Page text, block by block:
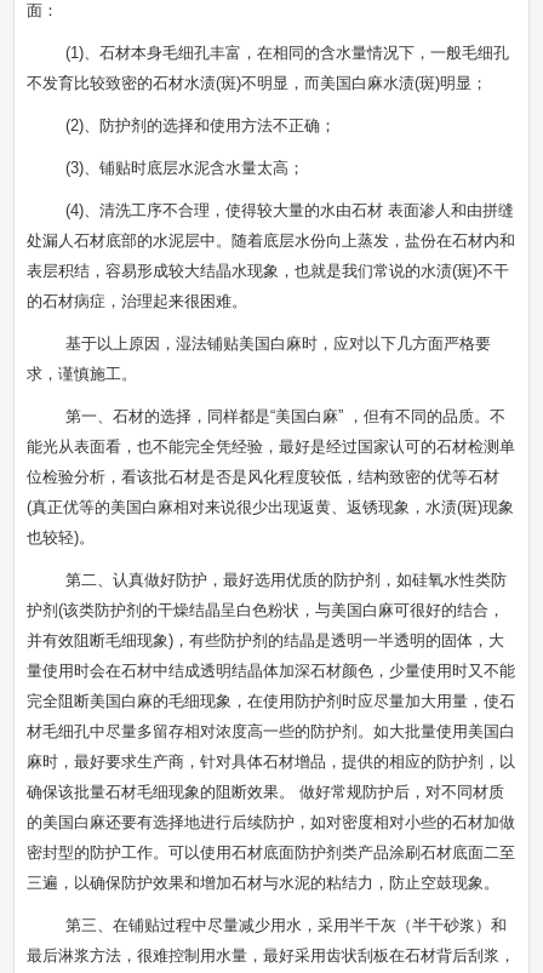
面：
(1)、石材本身毛细孔丰富，在相同的含水量情况下，一般毛细孔
不发育比较致密的石材水渍(斑)不明显，而美国白麻水渍(斑)明显；
(2)、防护剂的选择和使用方法不正确；
(3)、铺贴时底层水泥含水量太高；
(4)、清洗工序不合理，使得较大量的水由石材 表面渗人和由拼缝
处漏人石材底部的水泥层中。随着底层水份向上蒸发，盐份在石材内和
表层积结，容易形成较大结晶水现象，也就是我们常说的水渍(斑)不干
的石材病症，治理起来很困难。
基于以上原因，湿法铺贴美国白麻时，应对以下几方面严格要
求，谨慎施工。
第一、石材的选择，同样都是“美国白麻” ，但有不同的品质。不
能光从表面看，也不能完全凭经验，最好是经过国家认可的石材检测单
位检验分析，看该批石材是否是风化程度较低，结构致密的优等石材
(真正优等的美国白麻相对来说很少出现返黄、返锈现象，水渍(斑)现象
也较轻)。
第二、认真做好防护，最好选用优质的防护剂，如硅氧水性类防
护剂(该类防护剂的干燥结晶呈白色粉状，与美国白麻可很好的结合，
并有效阻断毛细现象)，有些防护剂的结晶是透明一半透明的固体，大
量使用时会在石材中结成透明结晶体加深石材颜色，少量使用时又不能
完全阻断美国白麻的毛细现象，在使用防护剂时应尽量加大用量，使石
材毛细孔中尽量多留存相对浓度高一些的防护剂。如大批量使用美国白
麻时，最好要求生产商，针对具体石材增品，提供的相应的防护剂，以
确保该批量石材毛细现象的阻断效果。 做好常规防护后，对不同材质
的美国白麻还要有选择地进行后续防护，如对密度相对小些的石材加做
密封型的防护工作。可以使用石材底面防护剂类产品涂刷石材底面二至
三遍，以确保防护效果和增加石材与水泥的粘结力，防止空鼓现象。
第三、在铺贴过程中尽量减少用水，采用半干灰（半干砂浆）和
最后淋浆方法，很难控制用水量，最好采用齿状刮板在石材背后刮浆，